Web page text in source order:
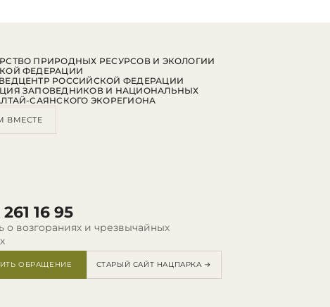
16 95
о возгораниях и чрезвычайных
ОБРАЩЕНИЕ СТАРЫЙ САЙТ НАЦПАРКА →
ПРИРОДНЫХ РЕСУРСОВ И ЭКОЛОГИИ
ФЕДЕРАЦИИ
РОССИЙСКОЙ ФЕДЕРАЦИИ
ЗАПОВЕДНИКОВ И НАЦИОНАЛЬНЫХ
САЯНСКОГО ЭКОРЕГИОНА
ВМЕСТЕ